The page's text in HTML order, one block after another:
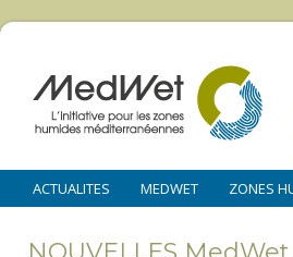
ACTUALITES MEDWET ZONES